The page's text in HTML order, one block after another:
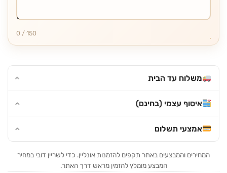
0 / 150
משלוח עד הבית
איסוף עצמי (בחינם)
אמצעי תשלום
המחירים והמבצעים באתר תקפים להזמנות אונליין. כדי לשריין דובי במחיר
המבצע מומלץ להזמין מראש דרך האתר.